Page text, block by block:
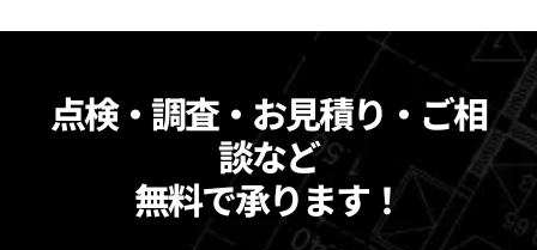
点検・調査・お見積り・ご相
談など
無料で承ります！